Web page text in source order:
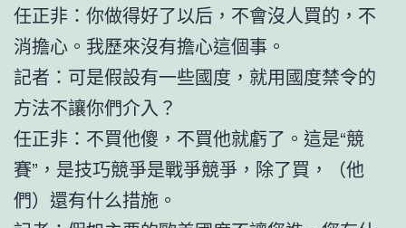
任正非：你做得好了以后，不會沒人買的，不
消擔心。我歷來沒有擔心這個事。
記者：可是假設有一些國度，就用國度禁令的
方法不讓你們介入？
任正非：不買他傻，不買他就虧了。這是“競
賽”，是技巧競爭是戰爭競爭，除了買，（他
們）還有什么措施。